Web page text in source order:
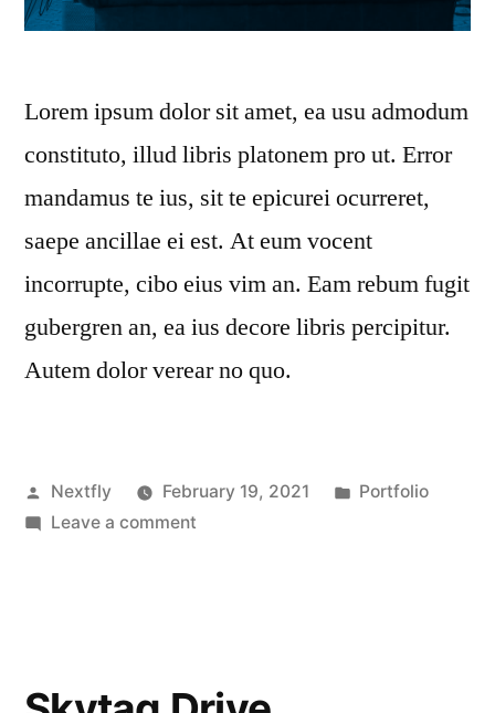
Lorem ipsum dolor sit amet, ea usu admodum
constituto, illud libris platonem pro ut. Error
mandamus te ius, sit te epicurei ocurreret,
saepe ancillae ei est. At eum vocent
incorrupte, cibo eius vim an. Eam rebum fugit
gubergren an, ea ius decore libris percipitur.
Autem dolor verear no quo.
Nextfly February 19, 2021
Portfolio
Leave a comment